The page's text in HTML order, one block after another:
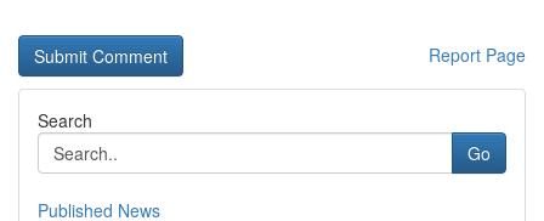
Report Page
Search
Go
Published News